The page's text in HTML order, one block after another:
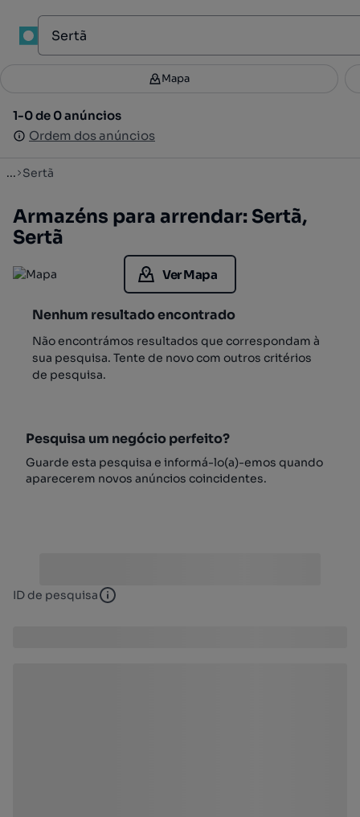
Filtros 3
1-0 de 0 anúncios
Ordem dos anúncios
Mapa
1-0 de 0 anúncios
Ordem dos anúncios
... Sertã
Armazéns para arrendar: Sertã,
Sertã
Ver Mapa
Nenhum resultado encontrado
Não encontrámos resultados que correspondam à
sua pesquisa. Tente de novo com outros critérios
de pesquisa.
Pesquisa um negócio perfeito?
Guarde esta pesquisa e informá-lo(a)-emos quando
aparecerem novos anúncios coincidentes.
ID de pesquisa ID de pesquisa